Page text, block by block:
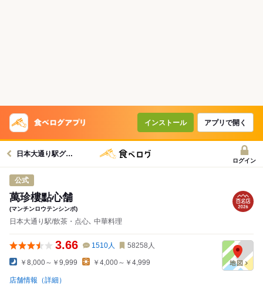
インストール アプリで開く
日本大通り駅グルメへ
ログイン
公式
萬珍樓點心舗
(マンチンロウテンシンポ)
日本大通り駅/飲茶・点心､ 中華料理
3.66 1510人 58258 人
￥8,000～￥9,999 ￥4,000～￥4,999
店舗情報（詳細）